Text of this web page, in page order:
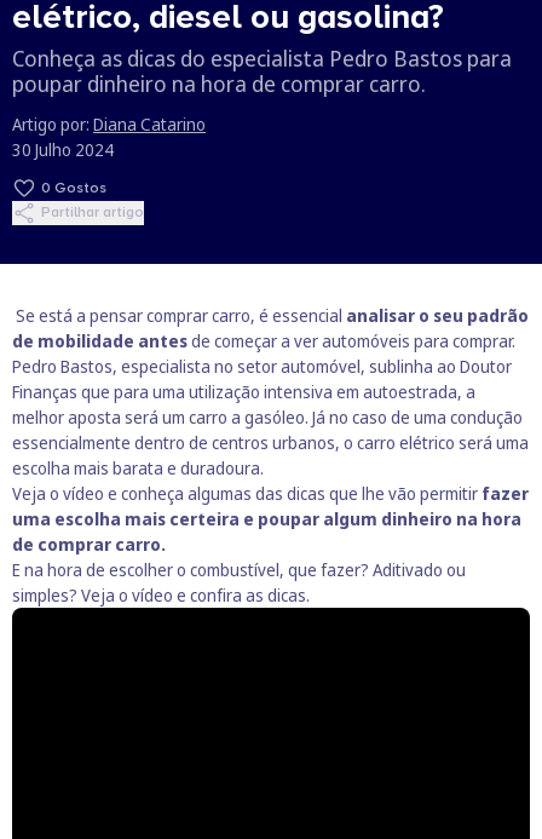
elétrico, diesel ou gasolina?
Conheça as dicas do especialista Pedro Bastos para
poupar dinheiro na hora de comprar carro.
Artigo por: Diana Catarino
30 Julho 2024
0 Gostos
Partilhar artigo
Se está a pensar comprar carro, é essencial analisar o seu padrão
de mobilidade antesde começar a ver automóveis para comprar.
Pedro Bastos, especialista no setor automóvel, sublinha ao Doutor
Finanças que para uma utilização intensiva em autoestrada, a
melhor aposta será um carro a gasóleo. Já no caso de uma condução
essencialmente dentro de centros urbanos, o carro elétrico será uma
escolha mais barata e duradoura.
Veja o vídeo e conheça algumas das dicas que lhe vão permitir fazer
uma escolha mais certeira e poupar algum dinheiro na hora
de comprar carro.
E na hora de escolher o combustível, que fazer? Aditivado ou
simples? Veja o vídeo e confira as dicas.